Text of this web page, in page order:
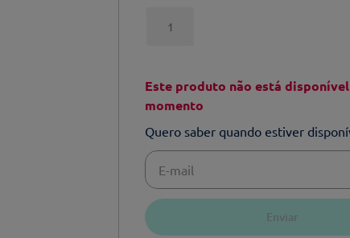
1
Este produto não está
momento
Quero saber quando estiver
Enviar